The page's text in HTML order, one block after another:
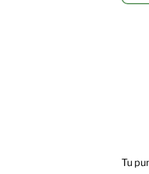
Tu